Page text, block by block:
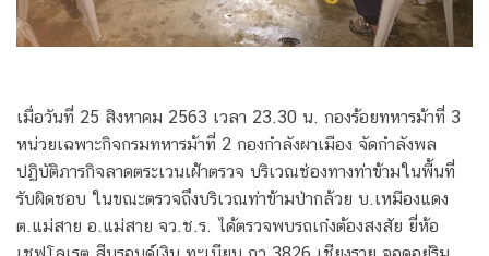
เมื่อวันที่ 25 สิงหาคม 2563 เวลา 23.30 น. กองร้อยทหารม้าที่ 3
หน่วยเฉพาะกิจกรมทหารม้าที่ 2 กองกำลังผาเมือง จัดกำลังพล
ปฏิบัติภารกิจลาดตระเวนเฝ้าตรวจ บริเวณช่องทางท่าข้ามในพื้นที่
รับผิดชอบ ในขณะตรวจถึงบริเวณท่าข้ามป่ากล้วย บ.เหมืองแดง
ต.แม่สาย อ.แม่สาย จว.ช.ร. ได้ตรวจพบรถเก๋งต้องสงสัย ยี่ห้อ